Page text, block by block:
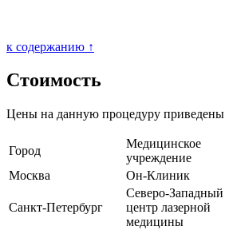
к содержанию ↑
Стоимость
Цены на данную процедуру
Город
Медицинское
учреждение
Москва
Он-Клиник
Санкт-Петербург
Северо-Западный
центр лазерной
медицины